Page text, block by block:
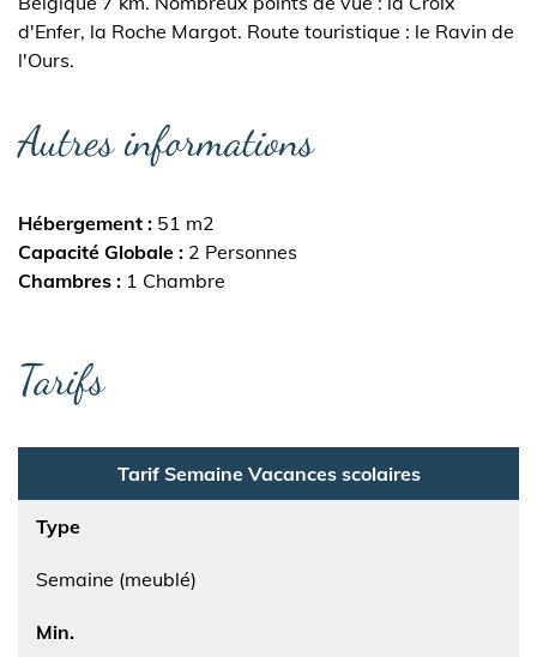
d'Enfer, la Roche Margot. Route touristique : le Ravin de
l'Ours.
Autres informations
Hébergement
51 m2
Capacité Globale
2 Personnes
Chambres
1 Chambre
Tarifs
Tarif Semaine Vacances scolaires
Type
Semaine (meublé)
Min.